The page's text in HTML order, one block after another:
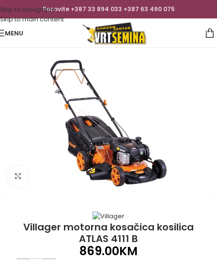
Skip to navigation
Skip to main content
Pozovite +387 33 894 033 +387 63 490 075
MENU
Villager motorna kosačica kosilica
ATLAS 4111 B
869.00KM